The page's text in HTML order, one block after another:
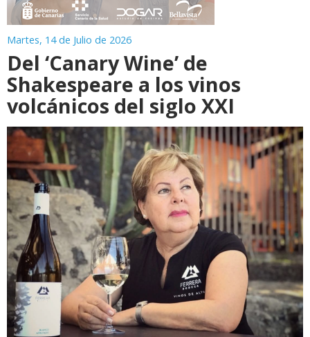
Martes, 14 de Julio de 2026
Del ‘Canary Wine’ de
Shakespeare a los vinos
volcánicos del siglo XXI